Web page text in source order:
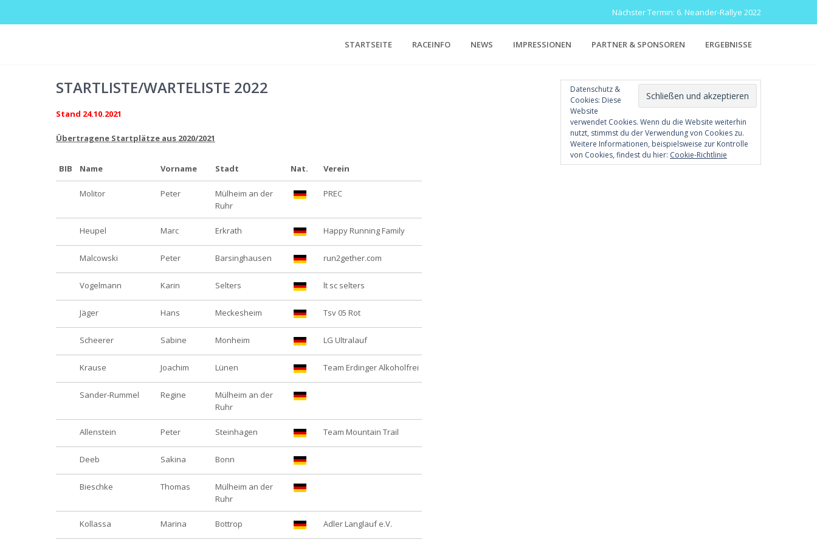
Nächster Termin: 6. Neander-Rallye 2022
STARTSEITE RACEINFO NEWS IMPRESSIONEN PARTNER & SPONSOREN ERGEBNISSE
STARTLISTE/WARTELISTE 2022
Stand 24.10.2021
Übertragene Startplätze aus 2020/2021
BIB Name Vorname Stadt Nat. Verein
Molitor Peter
Mülheim an der
Ruhr
PREC
Heupel Marc Erkrath Happy Running Family
Malcowski Peter Barsinghausen run2gether.com
Vogelmann Karin Selters lt sc selters
Jäger Hans Meckesheim Tsv 05 Rot
Scheerer Sabine Monheim LG Ultralauf
Krause Joachim Lünen Team Erdinger Alkoholfrei
Sander-Rummel Regine
Mülheim an der
Ruhr
Allenstein Peter Steinhagen Team Mountain Trail
Deeb Sakina Bonn
Bieschke Thomas
Mülheim an der
Ruhr
Kollassa Marina Bottrop Adler Langlauf e.V.
Datenschutz &
Cookies: Diese
Website
verwendet Cookies. Wenn du die Website weiterhin
nutzt, stimmst du der Verwendung von Cookies zu.
Weitere Informationen, beispielsweise zur Kontrolle
von Cookies, findest du hier: Cookie-Richtlinie